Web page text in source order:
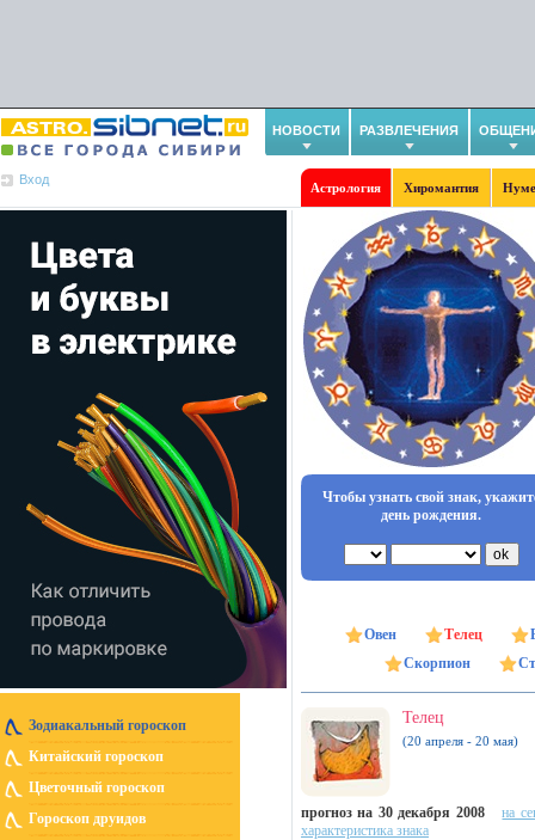
НОВОСТИ РАЗВЛЕЧЕНИЯ
Вход
Астрология Хиромантия
Зодиакальный гороскоп
Китайский гороскоп
Цветочный гороскоп
Гороскоп друидов
Чтобы узнать свой знак,
день рождения.
Овен Телец
Скорпион
Телец
(20 апреля - 20 мая)
прогноз на 30 декабря 2008
на
характеристика знака